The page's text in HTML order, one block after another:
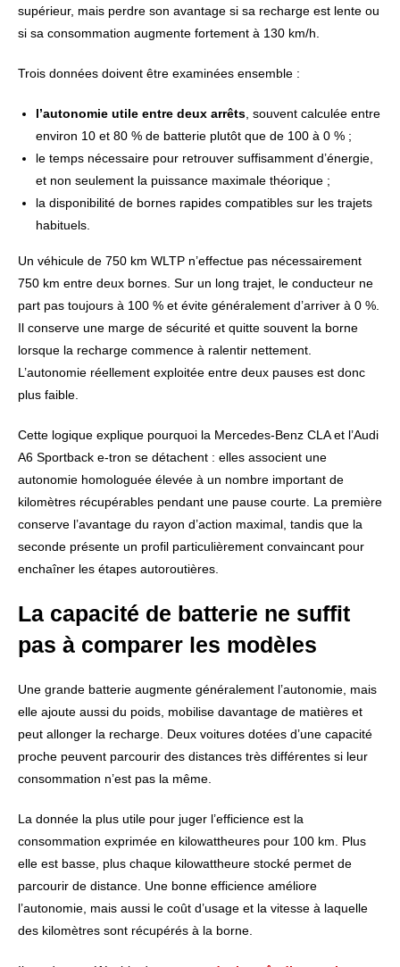
supérieur, mais perdre son avantage si sa recharge est lente ou
si sa consommation augmente fortement à 130 km/h.
Trois données doivent être examinées ensemble :
l’autonomie utile entre deux arrêts , souvent calculée entre
environ 10 et 80 % de batterie plutôt que de 100 à 0 % ;
le temps nécessaire pour retrouver suffisamment d’énergie,
et non seulement la puissance maximale théorique ;
la disponibilité de bornes rapides compatibles sur les trajets
habituels.
Un véhicule de 750 km WLTP n’effectue pas nécessairement
750 km entre deux bornes. Sur un long trajet, le conducteur ne
part pas toujours à 100 % et évite généralement d’arriver à 0 %.
Il conserve une marge de sécurité et quitte souvent la borne
lorsque la recharge commence à ralentir nettement.
L’autonomie réellement exploitée entre deux pauses est donc
plus faible.
Cette logique explique pourquoi la Mercedes-Benz CLA et l’Audi
A6 Sportback e-tron se détachent : elles associent une
autonomie homologuée élevée à un nombre important de
kilomètres récupérables pendant une pause courte. La première
conserve l’avantage du rayon d’action maximal, tandis que la
seconde présente un profil particulièrement convaincant pour
enchaîner les étapes autoroutières.
La capacité de batterie ne suffit
pas à comparer les modèles
Une grande batterie augmente généralement l’autonomie, mais
elle ajoute aussi du poids, mobilise davantage de matières et
peut allonger la recharge. Deux voitures dotées d’une capacité
proche peuvent parcourir des distances très différentes si leur
consommation n’est pas la même.
La donnée la plus utile pour juger l’efficience est la
consommation exprimée en kilowattheures pour 100 km. Plus
elle est basse, plus chaque kilowattheure stocké permet de
parcourir de distance. Une bonne efficience améliore
l’autonomie, mais aussi le coût d’usage et la vitesse à laquelle
des kilomètres sont récupérés à la borne.